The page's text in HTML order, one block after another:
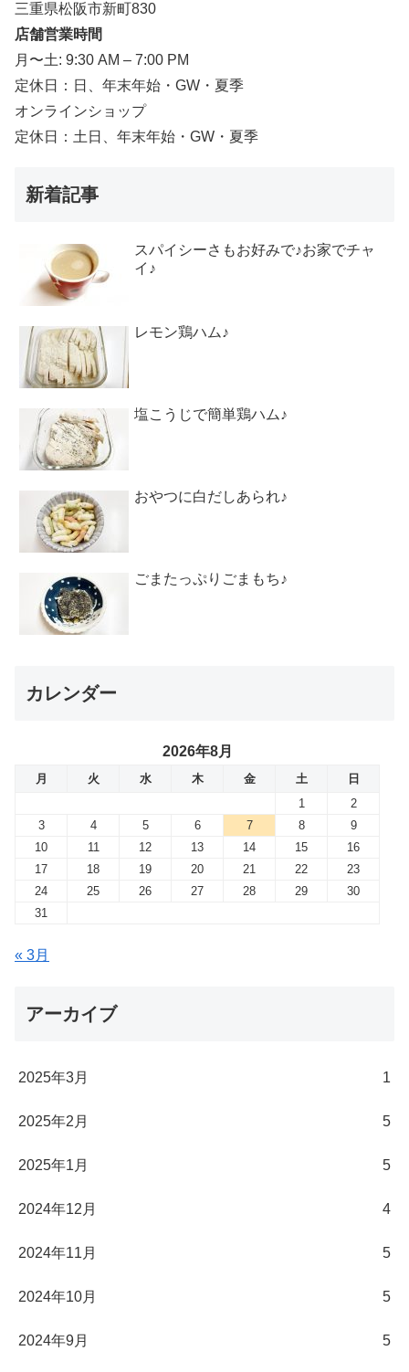
三重県松阪市新町830
店舗営業時間
月〜土: 9:30 AM – 7:00 PM
定休日：日、年末年始・GW・夏季
オンラインショップ
定休日：土日、年末年始・GW・夏季
新着記事
スパイシーさもお好みで♪お家でチャ
イ♪
レモン鶏ハム♪
塩こうじで簡単鶏ハム♪
おやつに白だしあられ♪
ごまたっぷりごまもち♪
カレンダー
2026年8月
月 火 水 木 金 土
日
1
2
3
4 5 6 7 8
9
10
11 12 13 14 15
16
17
18 19 20 21 22
23
24
25 26 27 28 29
30
31
« 3月
アーカイブ
2025年3月 1
2025年2月 5
2025年1月 5
2024年12月 4
2024年11月 5
2024年10月 5
2024年9月 5